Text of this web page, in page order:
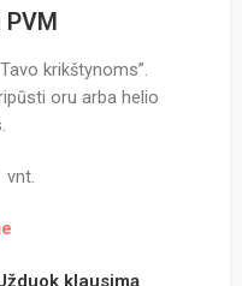
PVM
krikštynoms”.
oru arba helio
vnt.
klausimą